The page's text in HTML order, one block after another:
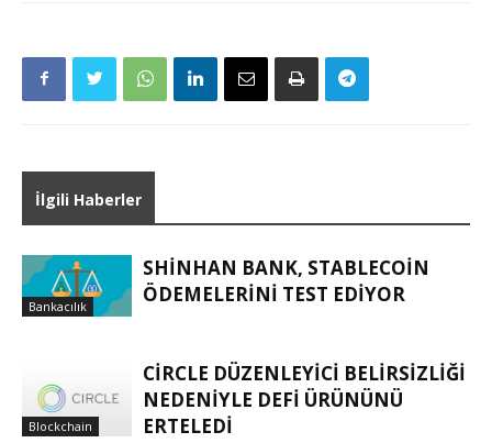
İlgili Haberler
Bankacılık
SHINHAN BANK, STABLECOIN
ÖDEMELERINI TEST EDIYOR
Blockchain
CIRCLE DÜZENLEYICI BELIRSIZLIĞI
NEDENIYLE DEFI ÜRÜNÜNÜ
ERTELEDI